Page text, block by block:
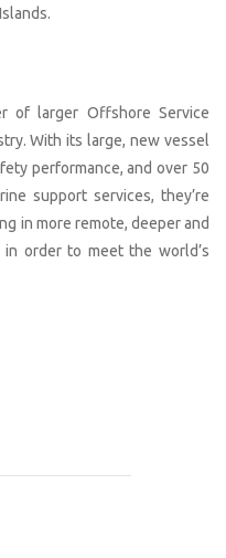
of larger Offshore Service
With its large, new vessel
performance, and over 50
support services, they’re
in more remote, deeper and
order to meet the world’s